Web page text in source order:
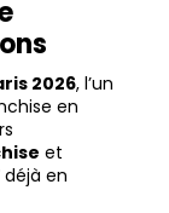
2026, l’un
en
et
déjà en